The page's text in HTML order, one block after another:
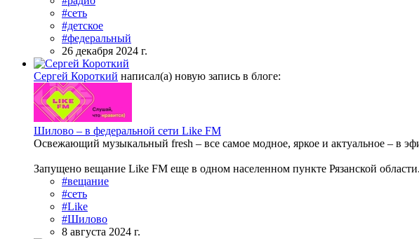
#сеть
#детское
#федеральный
26 декабря 2024 г.
Сергей Короткий написал(а) новую запись в блоге:
Шилово – в федеральной сети Like FM
Освежающий музыкальный fresh – все самое модное, яркое и актуальное – в
Запущено вещание Like FM еще в одном населенном пункте Рязанской
#вещание
#сеть
#Like
#Шилово
8 августа 2024 г.